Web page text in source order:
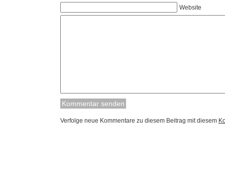
Website
Verfolge neue Kommentare zu diesem Beitrag mit diesem